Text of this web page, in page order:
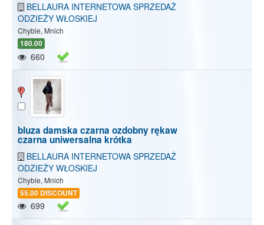
BELLAURA INTERNETOWA SPRZEDAŻ
ODZIEŻY WŁOSKIEJ
Chybie, Mnich
180.00
660
bluza damska czarna ozdobny rękaw
czarna uniwersalna krótka
BELLAURA INTERNETOWA SPRZEDAŻ
ODZIEŻY WŁOSKIEJ
Chybie, Mnich
55.00 DISCOUNT
699